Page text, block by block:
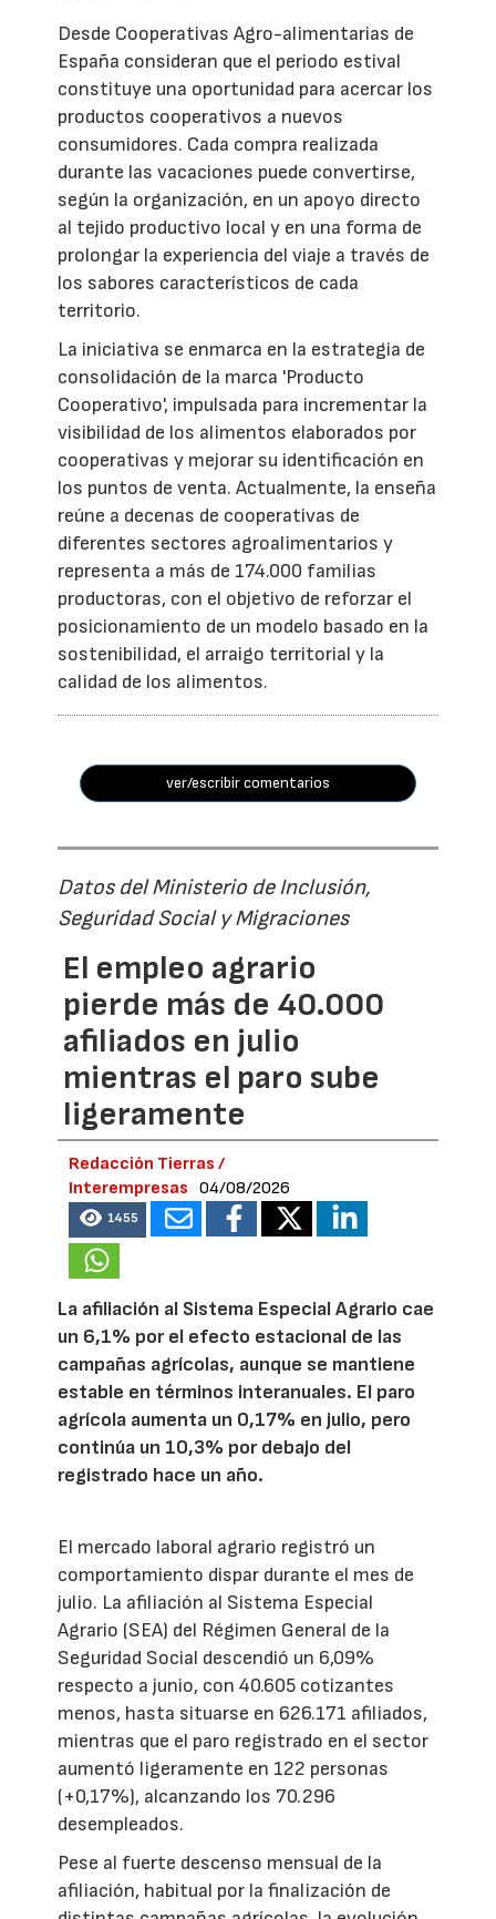
Desde Cooperativas Agro-alimentarias de
España consideran que el periodo estival
constituye una oportunidad para acercar los
productos cooperativos a nuevos
consumidores. Cada compra realizada
durante las vacaciones puede convertirse,
según la organización, en un apoyo directo
al tejido productivo local y en una forma de
prolongar la experiencia del viaje a través de
los sabores característicos de cada
territorio.
La iniciativa se enmarca en la estrategia de
consolidación de la marca 'Producto
Cooperativo', impulsada para incrementar la
visibilidad de los alimentos elaborados por
cooperativas y mejorar su identificación en
los puntos de venta. Actualmente, la enseña
reúne a decenas de cooperativas de
diferentes sectores agroalimentarios y
representa a más de 174.000 familias
productoras, con el objetivo de reforzar el
posicionamiento de un modelo basado en la
sostenibilidad, el arraigo territorial y la
calidad de los alimentos.
ver/escribir comentarios
Datos del Ministerio de Inclusión,
Seguridad Social y Migraciones
El empleo agrario
pierde más de 40.000
afiliados en julio
mientras el paro sube
ligeramente
Redacción Tierras /
Interempresas
04/08/2026
1455
La afiliación al Sistema Especial Agrario cae
un 6,1% por el efecto estacional de las
campañas agrícolas, aunque se mantiene
estable en términos interanuales. El paro
agrícola aumenta un 0,17% en julio, pero
continúa un 10,3% por debajo del
registrado hace un año.
El mercado laboral agrario registró un
comportamiento dispar durante el mes de
julio. La afiliación al Sistema Especial
Agrario (SEA) del Régimen General de la
Seguridad Social descendió un 6,09%
respecto a junio, con 40.605 cotizantes
menos, hasta situarse en 626.171 afiliados,
mientras que el paro registrado en el sector
aumentó ligeramente en 122 personas
(+0,17%), alcanzando los 70.296
desempleados.
Pese al fuerte descenso mensual de la
afiliación, habitual por la finalización de